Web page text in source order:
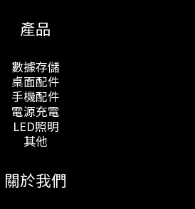
產品
數據存儲
桌面配件
手機配件
電源充電
LED照明
其他
關於我們